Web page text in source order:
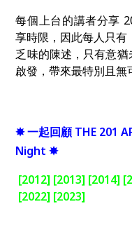
每個上台的講者分享
享時限，因此每人只有
乏味的陳述，只有意
啟發，帶來最特別且無
✸一起回顧 THE 201
Night✸
[2012] [2013] [2014]
[2022] [2023]